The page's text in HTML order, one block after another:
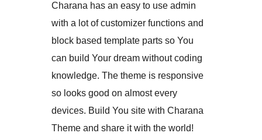
Charana has an easy to use admin
with a lot of customizer functions and
block based template parts so You
can build Your dream without coding
knowledge. The theme is responsive
so looks good on almost every
devices. Build You site with Charana
Theme and share it with the world!